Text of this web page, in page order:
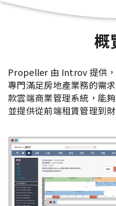
概
Propeller 由 Introv 提供
專門滿足房地產業務的需
款雲端商業管理系統，能
並提供從前端租賃管理到